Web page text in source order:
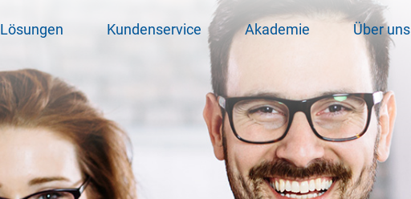
Lösungen Kundenservice Akademie Über uns